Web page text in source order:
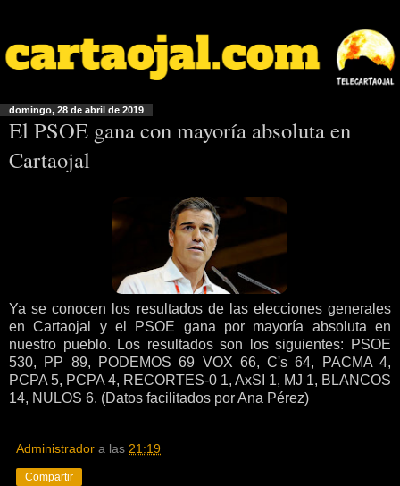
domingo, 28 de abril de 2019
El PSOE gana con mayoría absoluta en
Cartaojal
Ya se conocen los resultados de las elecciones generales
en Cartaojal y el PSOE gana por mayoría absoluta en
nuestro pueblo. Los resultados son los siguientes: PSOE
530, PP 89, PODEMOS 69 VOX 66, C's 64, PACMA 4,
PCPA 5, PCPA 4, RECORTES-0 1, AxSI 1, MJ 1, BLANCOS
14, NULOS 6. (Datos facilitados por Ana Pérez)
Administrador a las 21:19
Compartir